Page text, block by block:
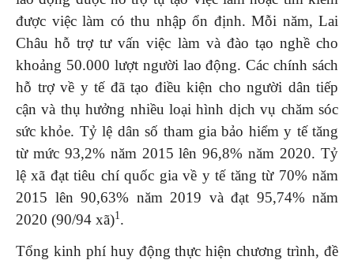
được việc làm có thu nhập ổn định. Mỗi năm, Lai
Châu hỗ trợ tư vấn việc làm và đào tạo nghề cho
khoảng 50.000 lượt người lao động. Các chính sách
hỗ trợ về y tế đã tạo điều kiện cho người dân tiếp
cận và thụ hưởng nhiều loại hình dịch vụ chăm sóc
sức khỏe. Tỷ lệ dân số tham gia bảo hiểm y tế tăng
từ mức 93,2% năm 2015 lên 96,8% năm 2020. Tỷ
lệ xã đạt tiêu chí quốc gia về y tế tăng từ 70% năm
2015 lên 90,63% năm 2019 và đạt 95,74% năm
2020 (90/94 xã)1 .
Tổng kinh phí huy động thực hiện chương trình, đề